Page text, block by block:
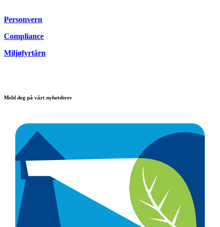
Personvern
Compliance
Miljøfyrtårn
Meld deg på vårt nyhetsbrev